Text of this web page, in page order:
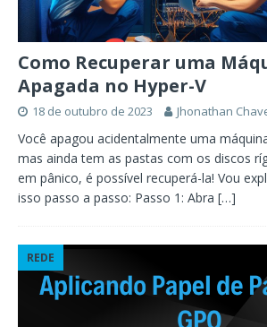
Como Recuperar uma
Apagada no Hyper-V
18 de outubro de 2023 Jhonathan
Você apagou acidentalmente uma
mas ainda tem as pastas com os discos
em pânico, é possível recuperá-la! Vou
isso passo a passo: Passo 1: Abra […]
REDE